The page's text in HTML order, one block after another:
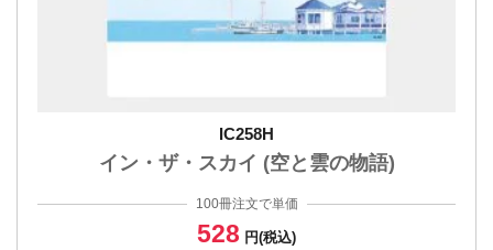
IC258H
イン・ザ・スカイ (空と雲の物語)
100冊注文で単価
528 円(税込)